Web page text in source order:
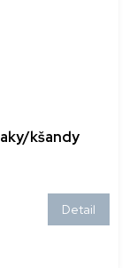
kšandy
Detail